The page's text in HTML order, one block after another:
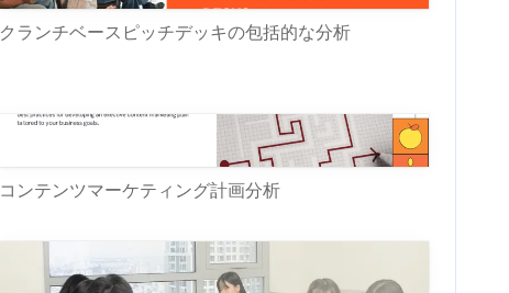
クランチベースピッチデッキの包括的な分析
コンテンツマーケティング計画分析